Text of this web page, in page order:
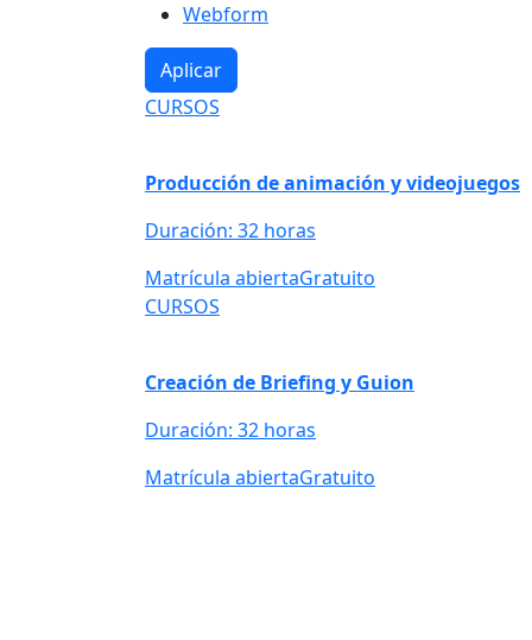
Webform
CURSOS
Producción de animación y videojuegos
Duración: 32 horas
Matrícula abiertaGratuito
CURSOS
Creación de Briefing y Guion
Duración: 32 horas
Matrícula abiertaGratuito